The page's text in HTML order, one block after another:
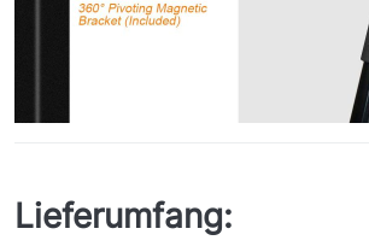
Lieferumfang: